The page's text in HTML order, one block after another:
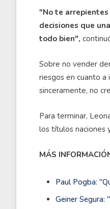
"No te
decisiones que
todo bien",
Sobre no vender
riesgos en cuanto
sinceramente, no
Para terminar,
los títulos naciones
MÁS
Paul Pogba:
Geiner Segura: